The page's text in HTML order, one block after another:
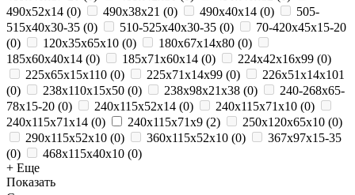
490x52x14 (0) 490х38х21 (0) 490х40х14 (0)
505-
515x40x30-35 (0) 510-525x40x30-35 (0)
70-420x45x15-20
(0) 120x35x65x10 (0) 180х67х14х80 (0)
185x60x40x14 (0) 185х71х60х14 (0) 224х42х16х99 (0)
225х65х15х110 (0) 225х71х14х99 (0)
226х51х14х101
(0) 238х110х15х50 (0) 238х98х21х38 (0)
240-268x65-
78x15-20 (0) 240x115x52x14 (0) 240x115x71x10 (0)
240x115x71x14 (0) 240x115x71x9 (2) 250x120x65x10 (0)
290x115x52x10 (0) 360x115x52x10 (0)
367x97x15-35
(0) 468x115x40x10 (0)
+ Еще
Показать